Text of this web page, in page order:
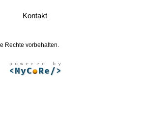
Kontakt
Rechte vorbehalten.